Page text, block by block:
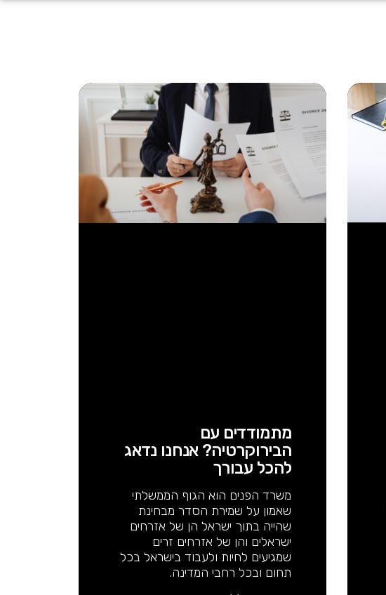
מתמודדים עם
הבירוקרטיה? אנחנו נדאג
להכל עבורך
משרד הפנים הוא הגוף הממשלתי
שאמון על שמירת הסדר מבחינת
שהייה בתוך ישראל הן של אזרחים
ישראלים והן של אזרחים זרים
שמגיעים לחיות ולעבוד בישראל בכל
תחום ובכל רחבי המדינה.